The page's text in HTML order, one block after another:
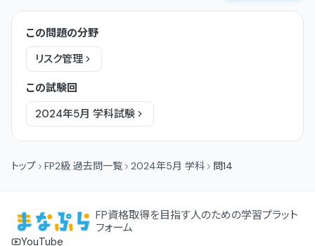
この問題の分野
リスク管理
この試験回
2024年5月 学科試験
トップ FP2級 過去問一覧 2024年5月 学科 問14
FP資格取得を目指す人のための学習プラット
フォーム
YouTube